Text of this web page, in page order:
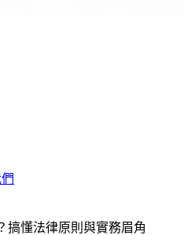
搞懂法律原則與實務眉角